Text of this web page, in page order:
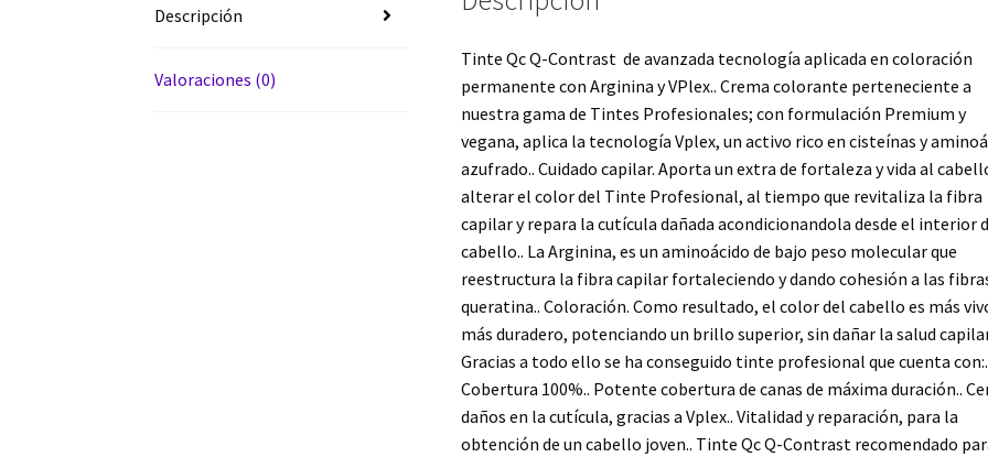
Descripción
Valoraciones (0)
Tinte Qc Q-Contrast de avanzada tecnología aplicada en coloración
permanente con Arginina y VPlex.. Crema colorante perteneciente a
nuestra gama de Tintes Profesionales; con formulación Premium y
vegana, aplica la tecnología Vplex, un activo rico en cisteínas y
azufrado.. Cuidado capilar. Aporta un extra de fortaleza y vida al
alterar el color del Tinte Profesional, al tiempo que revitaliza la fibra
capilar y repara la cutícula dañada acondicionandola desde el interior
cabello.. La Arginina, es un aminoácido de bajo peso molecular que
reestructura la fibra capilar fortaleciendo y dando cohesión a las
queratina.. Coloración. Como resultado, el color del cabello es más
más duradero, potenciando un brillo superior, sin dañar la salud
Gracias a todo ello se ha conseguido tinte profesional que cuenta con:.
Cobertura 100%.. Potente cobertura de canas de máxima duración..
daños en la cutícula, gracias a Vplex.. Vitalidad y reparación, para la
obtención de un cabello joven.. Tinte Qc Q-Contrast recomendado